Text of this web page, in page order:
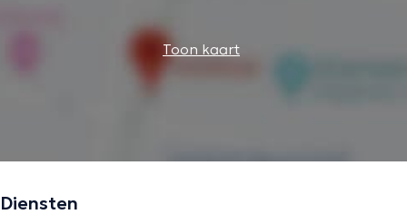
Toon kaart
Diensten